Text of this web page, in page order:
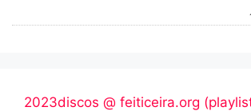
2023discos @ feiticeira.org